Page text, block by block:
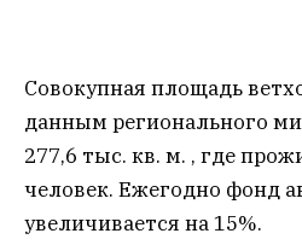
Совокупная площадь
данным регионального
277,6 тыс. кв. м. , где
человек. Ежегодно фонд
увеличивается на 15%.